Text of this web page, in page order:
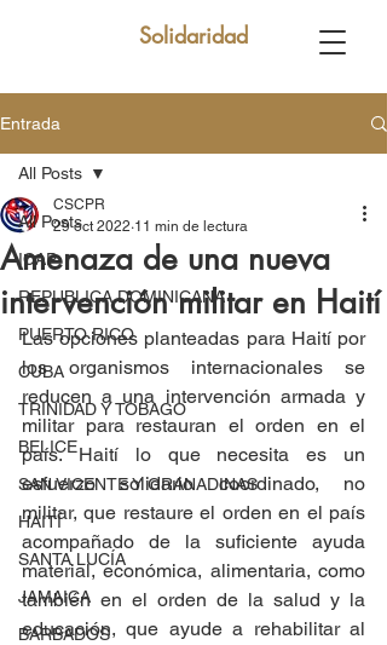
Solidaridad
Entrada
All Posts
ICAP
REPUBLICA DOMINICANA
PUERTO RICO
CUBA
TRINIDAD Y TOBAGO
BELICE
SAN VICENTE Y GRANADINAS
HAITÍ
SANTA LUCÍA
JAMAICA
BARBADOS
All Posts
Amenaza de una nueva
intervención militar en Haití
CSCPR
29 oct 2022 11 min de lectura
Las opciones planteadas para Haití por
los organismos internacionales se
reducen a una intervención armada y
militar para restauran el orden en el
país. Haití lo que necesita es un
esfuerzo solidario coordinado, no
militar, que restaure el orden en el país
acompañado de la suficiente ayuda
material, económica, alimentaria, como
también en el orden de la salud y la
educación, que ayude a rehabilitar al